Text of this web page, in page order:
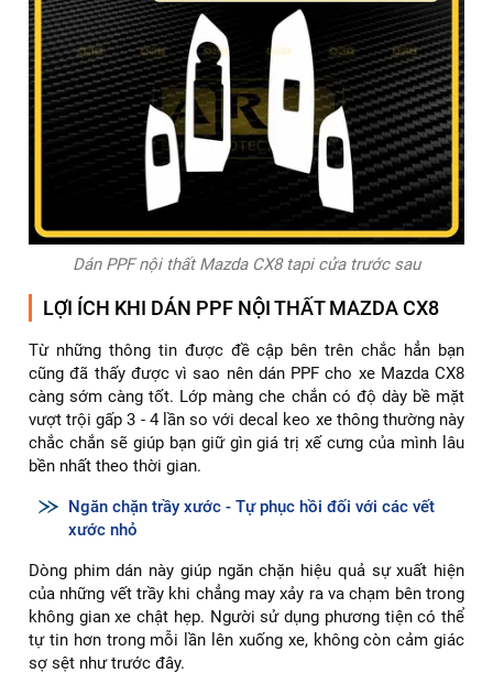
Dán PPF nội thất Mazda CX8 tapi cửa trước sau
LỢI ÍCH KHI DÁN PPF NỘI THẤT MAZDA CX8
Từ những thông tin được đề cập bên trên chắc hẳn bạn
cũng đã thấy được vì sao nên dán PPF cho xe Mazda CX8
càng sớm càng tốt. Lớp màng che chắn có độ dày bề mặt
vượt trội gấp 3 - 4 lần so với decal keo xe thông thường này
chắc chắn sẽ giúp bạn giữ gìn giá trị xế cưng của mình lâu
bền nhất theo thời gian.
Ngăn chặn trầy xước - Tự phục hồi đối với các vết
xước nhỏ
Dòng phim dán này giúp ngăn chặn hiệu quả sự xuất hiện
của những vết trầy khi chẳng may xảy ra va chạm bên trong
không gian xe chật hẹp. Người sử dụng phương tiện có thể
tự tin hơn trong mỗi lần lên xuống xe, không còn cảm giác
sợ sệt như trước đây.